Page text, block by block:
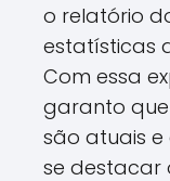
o relatório
estatísticas
Com essa
garanto
são atuais
se destacar